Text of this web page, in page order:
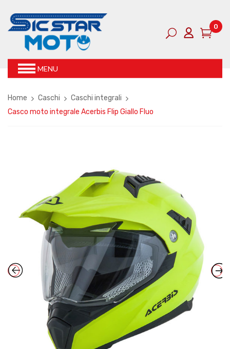
0
MENU
Home Caschi
Caschi integrali
Casco moto integrale Acerbis Flip Giallo Fluo